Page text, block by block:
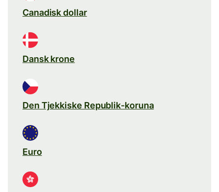
Canadisk dollar
Dansk krone
Den Tjekkiske Republik-koruna
Euro